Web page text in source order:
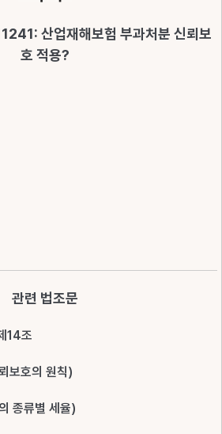
산업재해보험 부과처분 신뢰보
호 적용?
관련 법조문
14조
보호의 원칙)
종류별 세율)